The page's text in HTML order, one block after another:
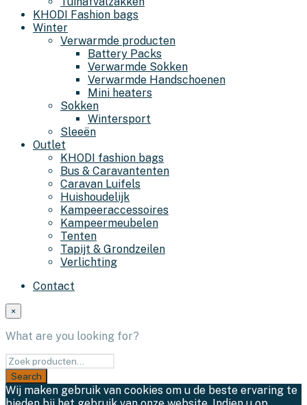
KHODI Fashion bags
Winter
Verwarmde producten
Battery Packs
Verwarmde Sokken
Verwarmde Handschoenen
Mini heaters
Sokken
Wintersport
Sleeën
Outlet
KHODI fashion bags
Bus & Caravantenten
Caravan Luifels
Huishoudelijk
Kampeeraccessoires
Kampeermeubelen
Tenten
Tapijt & Grondzeilen
Verlichting
Contact
×
What are you looking for?
Wij maken gebruik van cookies om u de beste ervaring te